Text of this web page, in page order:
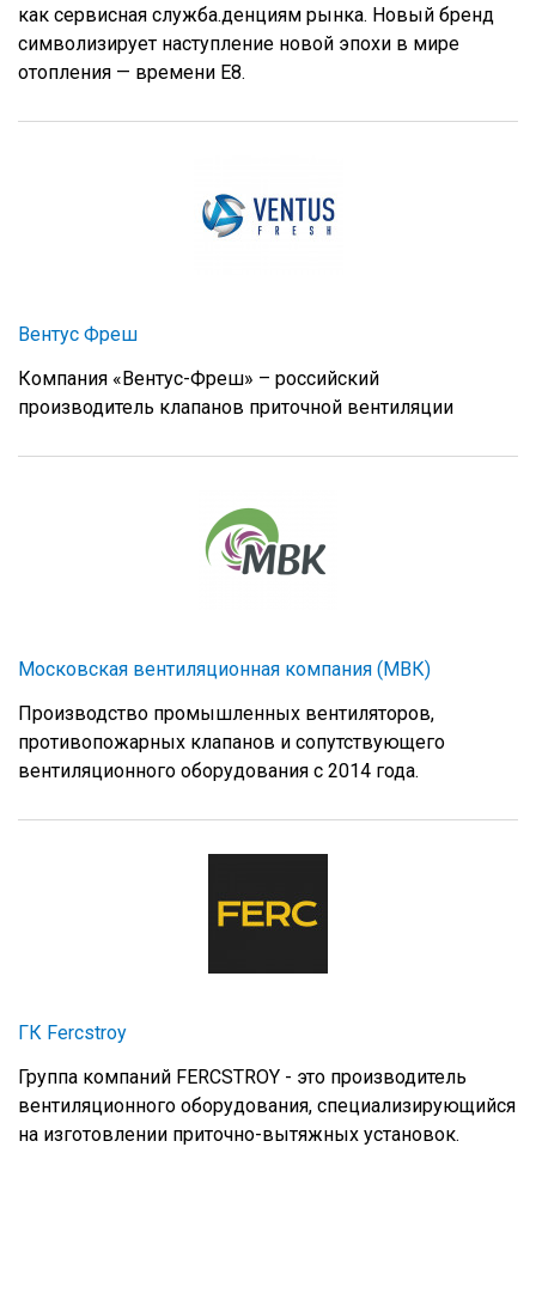
как сервисная служба.денциям рынка. Новый бренд
символизирует наступление новой эпохи в мире
отопления — времени E8.
Вентус Фреш
Компания «Вентус-Фреш» – российский
производитель клапанов приточной вентиляции
Московская вентиляционная компания (МВК)
Производство промышленных вентиляторов,
противопожарных клапанов и сопутствующего
вентиляционного оборудования с 2014 года.
ГК Fercstroy
Группа компаний FERCSTROY - это производитель
вентиляционного оборудования, специализирующийся
на изготовлении приточно-вытяжных установок.